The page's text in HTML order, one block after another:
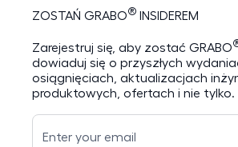
ZOSTAŃ GRABO® INSIDEREM
Zarejestruj się, aby zostać GRABO
dowiaduj się o przyszłych
osiągnięciach, aktualizacjach
produktowych, ofertach i nie tylko.